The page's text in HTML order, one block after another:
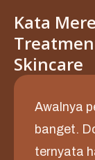
Kata
Skincare
Awalnya
banget.
ternyata